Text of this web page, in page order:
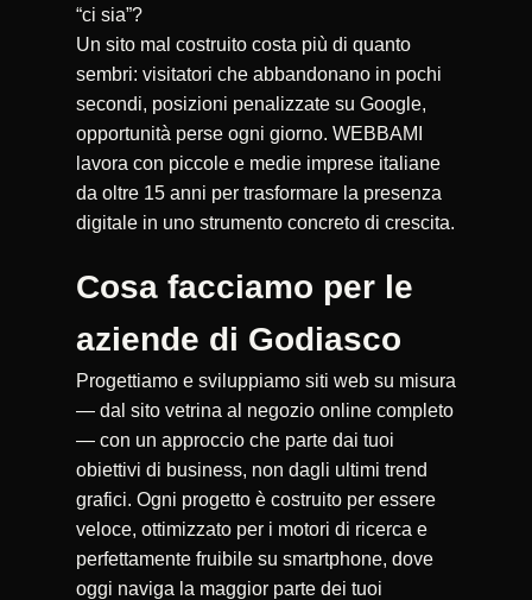
“ci sia”?
Un sito mal costruito costa più di quanto
sembri: visitatori che abbandonano in pochi
secondi, posizioni penalizzate su Google,
opportunità perse ogni giorno. WEBBAMI
lavora con piccole e medie imprese italiane
da oltre 15 anni per trasformare la presenza
digitale in uno strumento concreto di crescita.
Cosa facciamo per le
aziende di Godiasco
Progettiamo e sviluppiamo siti web su misura
— dal sito vetrina al negozio online completo
— con un approccio che parte dai tuoi
obiettivi di business, non dagli ultimi trend
grafici. Ogni progetto è costruito per essere
veloce, ottimizzato per i motori di ricerca e
perfettamente fruibile su smartphone, dove
oggi naviga la maggior parte dei tuoi